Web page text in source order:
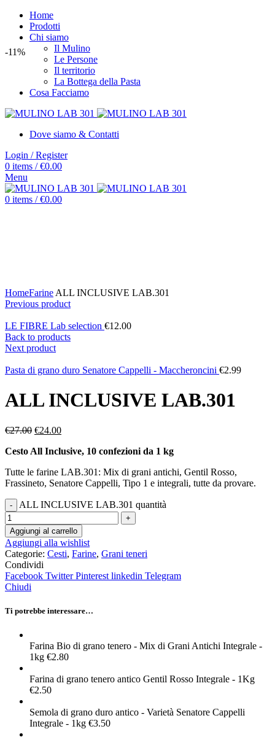
Home
Prodotti
Chi siamo
Il Mulino
Le Persone
Il territorio
La Bottega della Pasta
Cosa Facciamo
Dove siamo & Contatti
Login / Register
0 items / €0.00
Menu
0 items / €0.00
-11%
HomeFarine ALL INCLUSIVE LAB.301
Previous product
LE FIBRE Lab selection €12.00
Back to products
Next product
Pasta di grano duro Senatore Cappelli - Maccheroncini €2.99
ALL INCLUSIVE LAB.301
€27.00 €24.00
Cesto All Inclusive, 10 confezioni da 1 kg
Tutte le farine LAB.301: Mix di grani antichi, Gentil Rosso,
Frassineto, Senatore Cappelli, Tipo 1 e integrali, tutte da provare.
ALL INCLUSIVE LAB.301 quantità
Aggiungi al carrello
Aggiungi alla wishlist
Categorie: Cesti, Farine, Grani teneri
Condividi
Facebook Twitter Pinterest linkedin Telegram
Chiudi
Ti potrebbe interessare…
Farina Bio di grano tenero - Mix di Grani Antichi Integrale -
1kg €2.80
Farina di grano tenero antico Gentil Rosso Integrale - 1Kg
€2.50
Semola di grano duro antico - Varietà Senatore Cappelli
Integrale - 1kg €3.50